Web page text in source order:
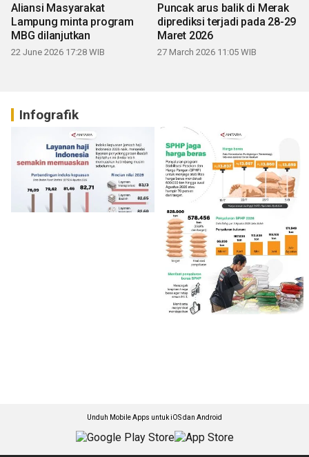
Aliansi Masyarakat
Lampung minta program
MBG dilanjutkan
22 June 2026 17:28 WIB
Puncak arus balik di Merak
diprediksi terjadi pada 28-29
Maret 2026
27 March 2026 11:05 WIB
Infografik
Unduh Mobile Apps untuk iOS dan Android